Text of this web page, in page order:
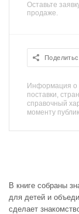
Оставьте
продаже.
Информация о
поставки,
справочный
моменту
В книге собраны
для детей и
сделает